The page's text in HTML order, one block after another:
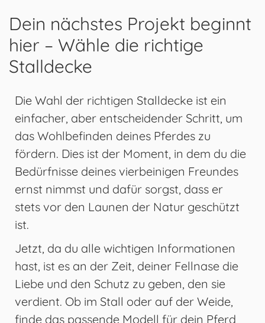
Dein nächstes Projekt beginnt
hier – Wähle die richtige
Stalldecke
Die Wahl der richtigen Stalldecke ist ein
einfacher, aber entscheidender Schritt, um
das Wohlbefinden deines Pferdes zu
fördern. Dies ist der Moment, in dem du die
Bedürfnisse deines vierbeinigen Freundes
ernst nimmst und dafür sorgst, dass er
stets vor den Launen der Natur geschützt
ist.
Jetzt, da du alle wichtigen Informationen
hast, ist es an der Zeit, deiner Fellnase die
Liebe und den Schutz zu geben, den sie
verdient. Ob im Stall oder auf der Weide,
finde das passende Modell für dein Pferd